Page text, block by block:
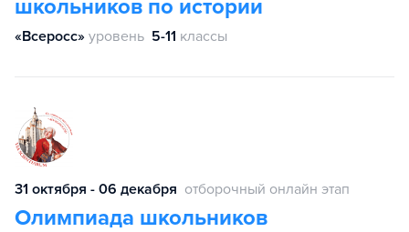
школьников по истории
«Всеросс» уровень 5-11 классы
31 октября - 06 декабря отборочный онлайн этап
Олимпиада школьников